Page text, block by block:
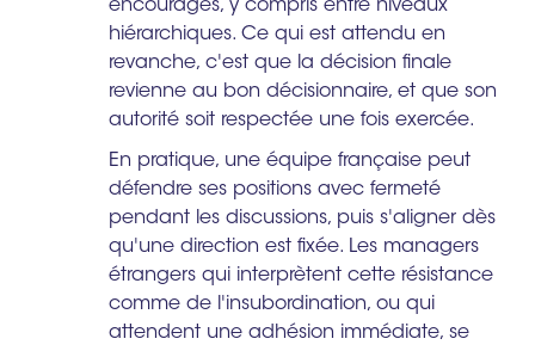
encouragés, y compris entre niveaux
hiérarchiques. Ce qui est attendu en
revanche, c'est que la décision finale
revienne au bon décisionnaire, et que son
autorité soit respectée une fois exercée.
En pratique, une équipe française peut
défendre ses positions avec fermeté
pendant les discussions, puis s'aligner dès
qu'une direction est fixée. Les managers
étrangers qui interprètent cette résistance
comme de l'insubordination, ou qui
attendent une adhésion immédiate, se